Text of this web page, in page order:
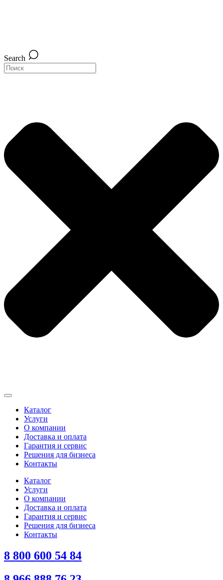
Search
Каталог
Услуги
О компании
Доставка и оплата
Гарантия и сервис
Решения для бизнеса
Контакты
Каталог
Услуги
О компании
Доставка и оплата
Гарантия и сервис
Решения для бизнеса
Контакты
8 800 600 54 84